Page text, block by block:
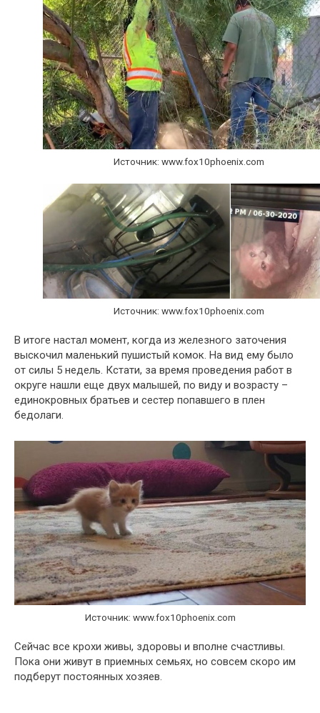
Источник: www.fox10phoenix.com
Источник: www.fox10phoenix.com
В итоге настал момент, когда из железного заточения
выскочил маленький пушистый комок. На вид ему было
от силы 5 недель. Кстати, за время проведения работ в
округе нашли еще двух малышей, по виду и возрасту –
единокровных братьев и сестер попавшего в плен
бедолаги.
Источник: www.fox10phoenix.com
Сейчас все крохи живы, здоровы и вполне счастливы.
Пока они живут в приемных семьях, но совсем скоро им
подберут постоянных хозяев.